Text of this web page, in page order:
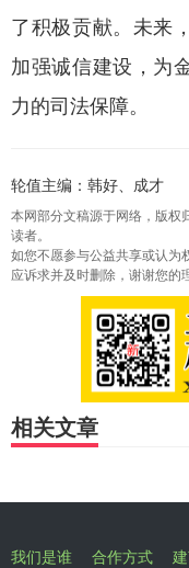
了积极贡献。未来
加强诚信建设，为
力的司法保障。
轮值主编：韩好、成才
本网部分文稿源于网络，版权
读者。
如您不愿参与公益共享或认为
应诉求并及时删除，谢谢您的
相关文章
我们是谁 合作方式